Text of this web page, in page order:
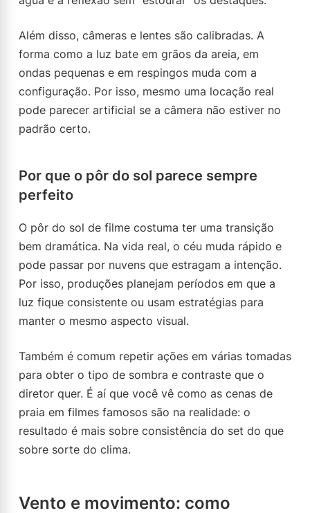
Além disso, câmeras e lentes são calibradas. A
forma como a luz bate em grãos da areia, em
ondas pequenas e em respingos muda com a
configuração. Por isso, mesmo uma locação real
pode parecer artificial se a câmera não estiver no
padrão certo.
Por que o pôr do sol parece sempre
perfeito
O pôr do sol de filme costuma ter uma transição
bem dramática. Na vida real, o céu muda rápido e
pode passar por nuvens que estragam a intenção.
Por isso, produções planejam períodos em que a
luz fique consistente ou usam estratégias para
manter o mesmo aspecto visual.
Também é comum repetir ações em várias tomadas
para obter o tipo de sombra e contraste que o
diretor quer. É aí que você vê como as cenas de
praia em filmes famosos são na realidade: o
resultado é mais sobre consistência do set do que
sobre sorte do clima.
Vento e movimento: como